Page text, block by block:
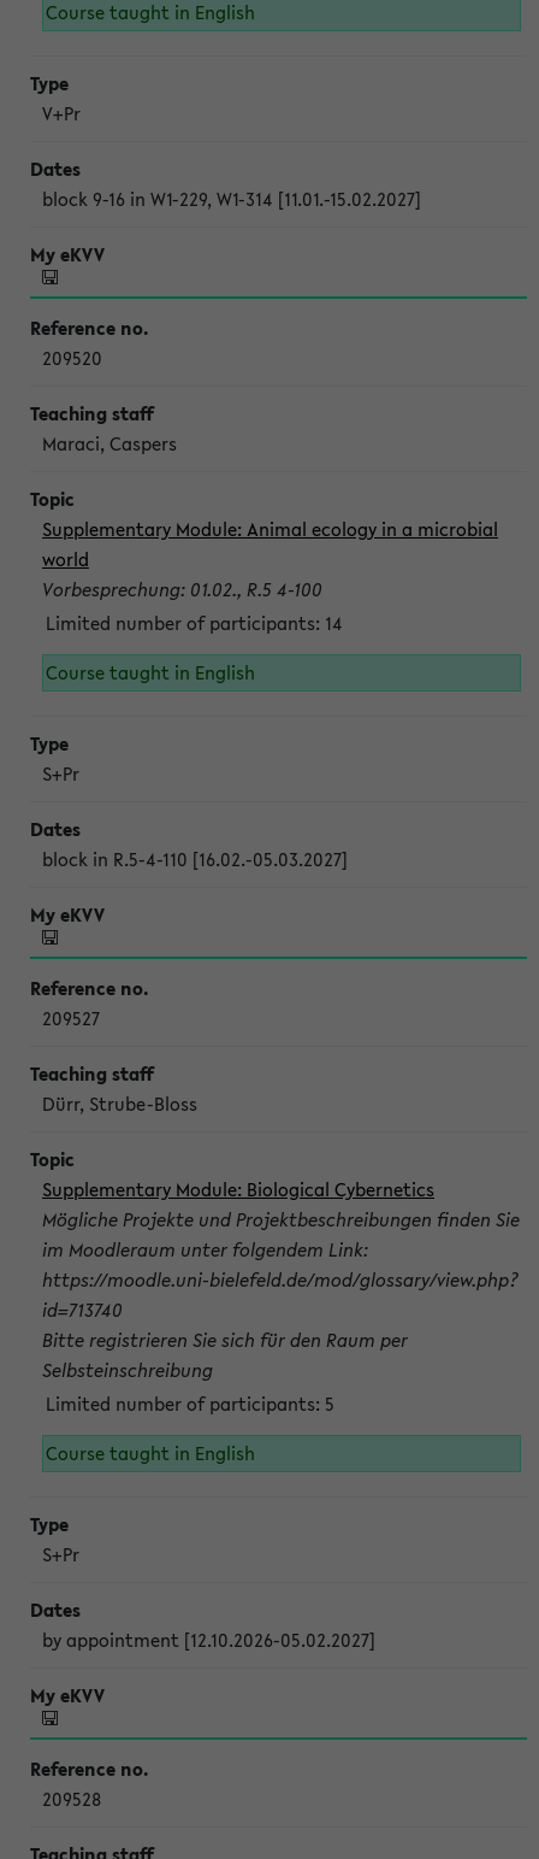
Course taught in English
V+Pr
block 9-16 in W1-229, W1-314 [11.01.-15.02.2027]
209520
Maraci, Caspers
Supplementary Module: Animal ecology in a microbial
world
Vorbesprechung: 01.02., R.5 4-100
Limited number of participants: 14
Course taught in English
S+Pr
block in R.5-4-110 [16.02.-05.03.2027]
209527
Dürr, Strube-Bloss
Supplementary Module: Biological Cybernetics
Mögliche Projekte und Projektbeschreibungen finden Sie
im Moodleraum unter folgendem Link:
https://moodle.uni-bielefeld.de/mod/glossary/view.php?
id=713740
Bitte registrieren Sie sich für den Raum per
Selbsteinschreibung
Limited number of participants: 5
Course taught in English
S+Pr
by appointment [12.10.2026-05.02.2027]
209528